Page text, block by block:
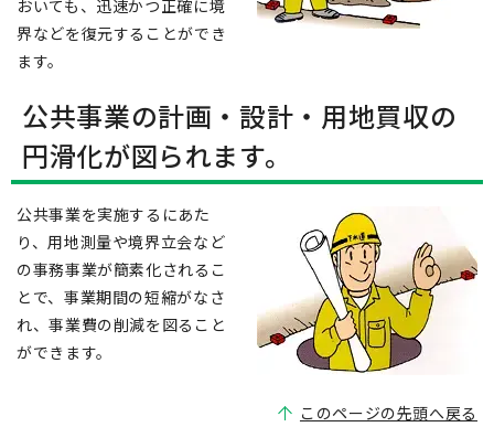
おいても、迅速かつ正確に境
界などを復元することができ
ます。
公共事業の計画・設計・用地買収の
円滑化が図られます。
公共事業を実施するにあた
り、用地測量や境界立会など
の事務事業が簡素化されるこ
とで、事業期間の短縮がなさ
れ、事業費の削減を図ること
ができます。
このページの先頭へ戻る